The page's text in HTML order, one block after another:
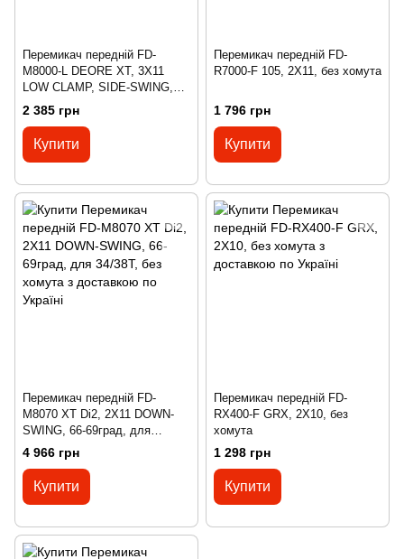
Перемикач передній FD-
M8000-L DEORE XT, 3X11
LOW CLAMP, SIDE-SWING,
передня тяга, хомут
2 385 грн
Купити
Перемикач передній FD-
R7000-F 105, 2X11, без хомута
1 796 грн
Купити
Перемикач передній FD-
M8070 XT Di2, 2X11 DOWN-
SWING, 66-69град, для
34/38T, без хомута
4 966 грн
Купити
Перемикач передній FD-
RX400-F GRX, 2X10, без
хомута
1 298 грн
Купити